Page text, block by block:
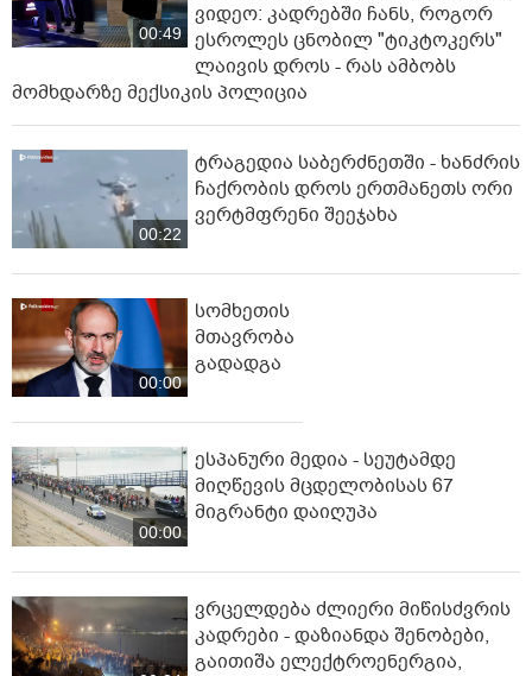
00:49
ვიდეო: კადრებში ჩანს, როგორ
ესროლეს ცნობილ "ტიკტოკერს"
ლაივის დროს - რას ამბობს
მომხდარზე მექსიკის პოლიცია
00:22
ტრაგედია საბერძნეთში - ხანძრის
ჩაქრობის დროს ერთმანეთს ორი
ვერტმფრენი შეეჯახა
00:00
სომხეთის
მთავრობა
გადადგა
00:00
ესპანური მედია - სეუტამდე
მიღწევის მცდელობისას 67
მიგრანტი დაიღუპა
ვრცელდება ძლიერი მიწისძვრის
კადრები - დაზიანდა შენობები,
გაითიშა ელექტროენერგია,